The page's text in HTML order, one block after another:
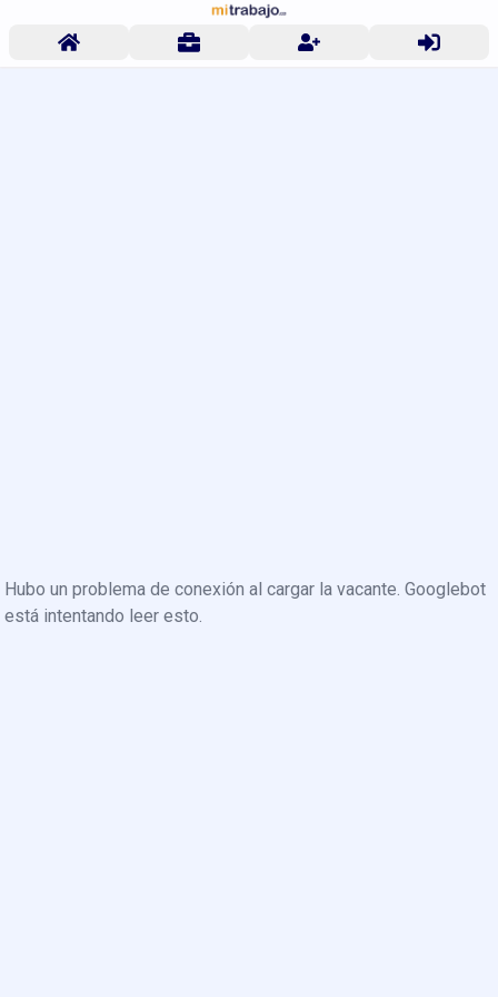
Hubo un problema de conexión al cargar la vacante. Googlebot
está intentando leer esto.